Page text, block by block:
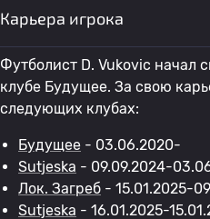
Карьера игрока
Футболист D. Vukovic начал
клубе Будущее. За свою
следующих клубах:
Будущее - 03.06.2020-
Sutjeska - 09.09.2024-
Лок. Загреб - 15.01.2025-
Sutjeska - 16.01.2025-